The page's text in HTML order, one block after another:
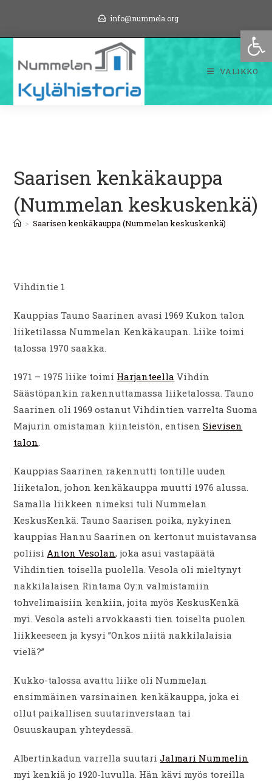
sisältöön
info@nummela.org
VALIKKO
Saarisen kenkäkauppa
(Nummelan keskuskenkä)
> Saarisen kenkäkauppa (Nummelan keskuskenkä)
Vihdintie 1
Kauppias Tauno Saarinen avasi 1969 Kukon talon
liiketilassa Nummelan Kenkäkaupan. Liike toimi
talossa 1970 saakka.
1971 – 1975 liike toimi Harjanteella Vihdin
Säästöpankin rakennuttamassa liiketalossa. Tauno
Saarinen oli 1969 ostanut Vihdintien varrelta Suoma
Majurin omistaman kiinteistön, entisenSievisen
talon
Kauppias Saarinen rakennutti tontille uuden
liiketalon, johon kenkäkauppa muutti 1976 alussa.
Samalla liikkeen nimeksi tuli Nummelan
KeskusKenkä. Tauno Saarisen poika, nykyinen
kauppias Hannu Saarinen on kertonut muistavansa
poliisi Anton Vesolan, joka asui vastapäätä
Vihdintien toisella puolella. Vesola oli mieltynyt
nakkilalaisen Rintama Oy:n valmistamiin
tohvelimaisiin kenkiin, joita myös KeskusKenkä
myi. Vesola asteli arvokkaasti tien toiselta puolen
liikkeeseen ja kysyi ”Onkos niitä nakkilalaisia
vielä?”
Kukko-talossa avattu liike oli Nummelan
ensimmäinen varsinainen kenkäkauppa, joka ei
ollut paikallisen suutarinverstaan tai
Osuuskaupan yhteydessä.
Albertinkadun varrella suutariJalmari Nummelin
myi kenkiä jo 1920-luvulla. Hän kävi myös toreilla